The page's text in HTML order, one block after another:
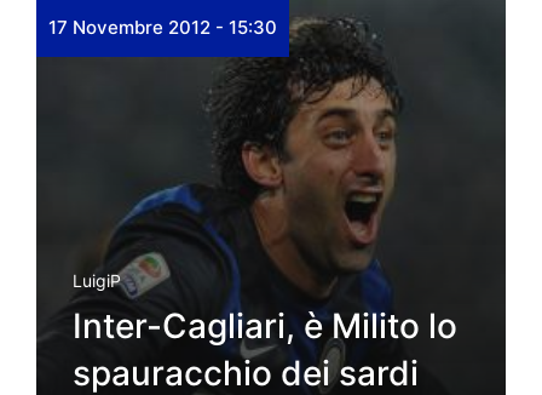
17 Novembre 2012 - 15:30
LuigiP
Inter-Cagliari, è Milito lo
spauracchio dei sardi